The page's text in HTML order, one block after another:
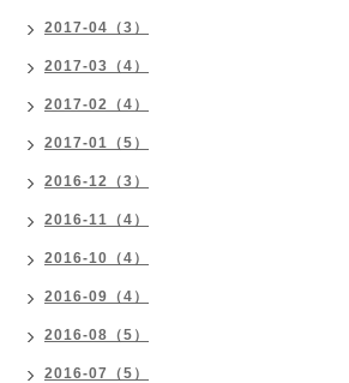
2017-04（3）
2017-03（4）
2017-02（4）
2017-01（5）
2016-12（3）
2016-11（4）
2016-10（4）
2016-09（4）
2016-08（5）
2016-07（5）